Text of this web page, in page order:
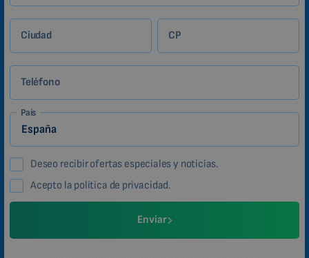
Ciudad CP
Teléfono
País
Deseo recibir ofertas especiales y noticias.
Acepto la política de privacidad.
Enviar